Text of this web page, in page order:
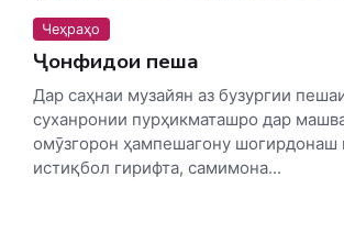
Чеҳраҳо
Ҷонфидои пеша
Дар саҳнаи музайян аз бузургии
суханронии пурҳикматашро дар
омӯзгорон ҳампешагону шогирдонаш
истиқбол гирифта, самимона...